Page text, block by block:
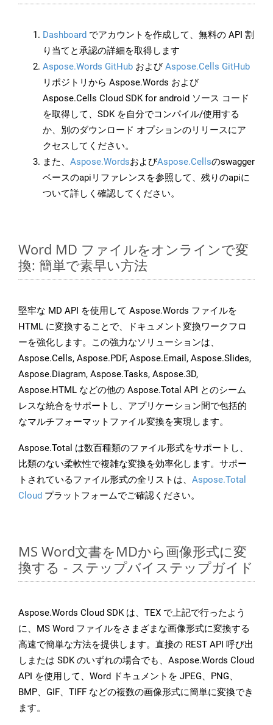
Dashboard でアカウントを作成して、無料の API 割
り当てと承認の詳細を取得します
Aspose.Words GitHub およびAspose.Cells GitHub
リポジトリから Aspose.Words および
Aspose.Cells Cloud SDK for android ソース コード
を取得して、SDK を自分でコンパイル/使用する
か、別のダウンロード オプションのリリースにア
クセスしてください。
また、 Aspose.WordsおよびAspose.Cellsのswagger
ベースのapiリファレンスを参照して、残りのapiに
ついて詳しく確認してください。
Word MD ファイルをオンラインで変
換: 簡単で素早い方法
堅牢な MD API を使用して Aspose.Words ファイルを
HTML に変換することで、ドキュメント変換ワークフロ
ーを強化します。この強力なソリューションは、
Aspose.Cells, Aspose.PDF, Aspose.Email, Aspose.Slides,
Aspose.Diagram, Aspose.Tasks, Aspose.3D,
Aspose.HTML などの他の Aspose.Total API とのシーム
レスな統合をサポートし、アプリケーション間で包括的
なマルチフォーマットファイル変換を実現します。
Aspose.Total は数百種類のファイル形式をサポートし、
比類のない柔軟性で複雑な変換を効率化します。サポー
トされているファイル形式の全リストは、 Aspose.Total
Cloud プラットフォームでご確認ください。
MS Word文書をMDから画像形式に変
換する - ステップバイステップガイド
Aspose.Words Cloud SDK は、TEX で上記で行ったよう
に、MS Word ファイルをさまざまな画像形式に変換する
高速で簡単な方法を提供します。直接の REST API 呼び出
しまたは SDK のいずれの場合でも、Aspose.Words Cloud
API を使用して、Word ドキュメントを JPEG、PNG、
BMP、GIF、TIFF などの複数の画像形式に簡単に変換でき
ます。